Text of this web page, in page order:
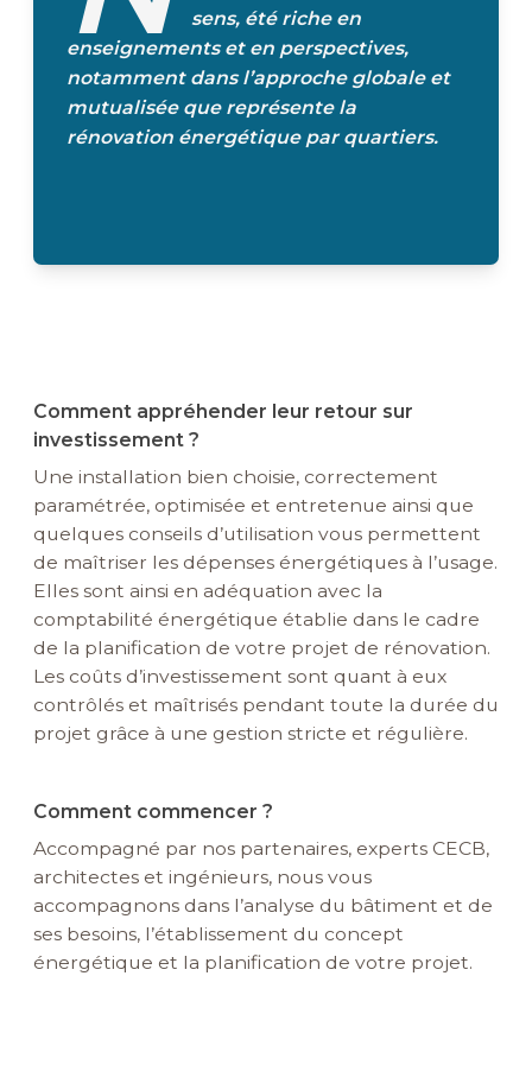
sens, été riche en
enseignements et en perspectives,
notamment dans l’approche globale et
mutualisée que représente la
rénovation énergétique par quartiers.
Comment appréhender leur retour sur
investissement ?
Une installation bien choisie, correctement
paramétrée, optimisée et entretenue ainsi que
quelques conseils d’utilisation vous permettent
de maîtriser les dépenses énergétiques à l’usage.
Elles sont ainsi en adéquation avec la
comptabilité énergétique établie dans le cadre
de la planification de votre projet de rénovation.
Les coûts d’investissement sont quant à eux
contrôlés et maîtrisés pendant toute la durée du
projet grâce à une gestion stricte et régulière.
Comment commencer ?
Accompagné par nos partenaires, experts CECB,
architectes et ingénieurs, nous vous
accompagnons dans l’analyse du bâtiment et de
ses besoins, l’établissement du concept
énergétique et la planification de votre projet.